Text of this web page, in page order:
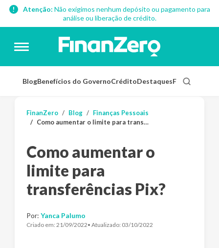
Atenção: Não exigimos nenhum depósito ou pagamento para
análise ou liberação de crédito.
BlogBenefícios do GovernoCréditoDestaquesFinanças
FinanZero Blog
Finanças Pessoais
Como aumentar o limite para transferências Pix?
Como aumentar o
limite para
transferências Pix?
Por: Yanca Palumo
Criado em: 21/09/2022• Atualizado: 03/10/2022